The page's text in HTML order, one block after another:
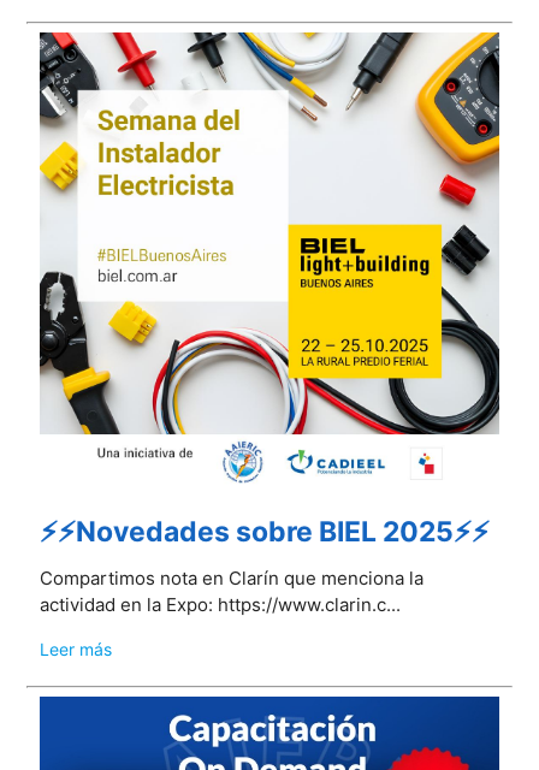
⚡⚡Novedades sobre BIEL 2025⚡⚡
Compartimos nota en Clarín que menciona la
actividad en la Expo: https://www.clarin.c...
Leer más